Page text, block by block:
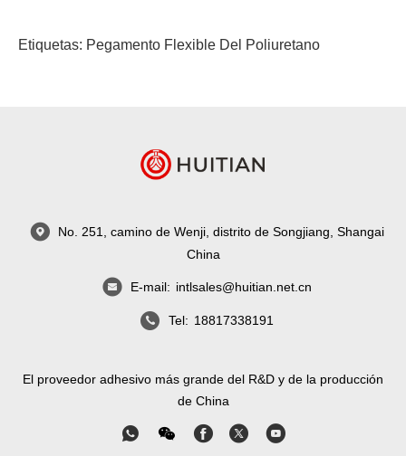
Etiquetas: Pegamento Flexible Del Poliuretano
No. 251, camino de Wenji, distrito de Songjiang, Shangai
China
E-mail: intlsales@huitian.net.cn
Tel: 18817338191
El proveedor adhesivo más grande del R&D y de la producción
de China